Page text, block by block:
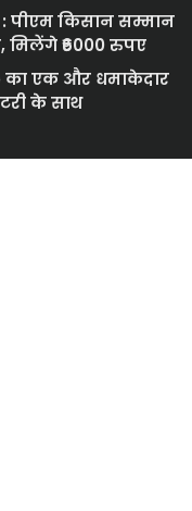
पीएम किसान सम्मान
₹6000 रुपए
का एक और धमाकेदार
के साथ